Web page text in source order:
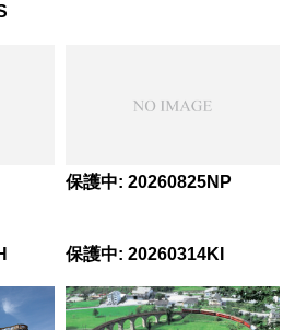
保護中: 20260825NP
保護中: 20260314KI